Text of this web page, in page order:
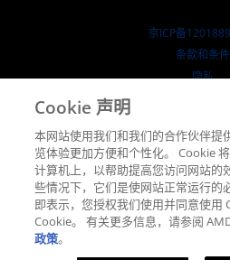
京ICP备
​条款和条件
隐私
公开公平竞
英国税收策
Cookie 政
Cookie 设
Cookie 声明
本网站使用我们和我们的合作伙伴提
览体验更加方便和个性化。 Cookie
计算机上，以帮助提高您访问网站的
些情况下，它们是使网站正常运行的
即表示，您授权我们使用并同意使用
Cookie。 有关更多信息，请参阅
政策。